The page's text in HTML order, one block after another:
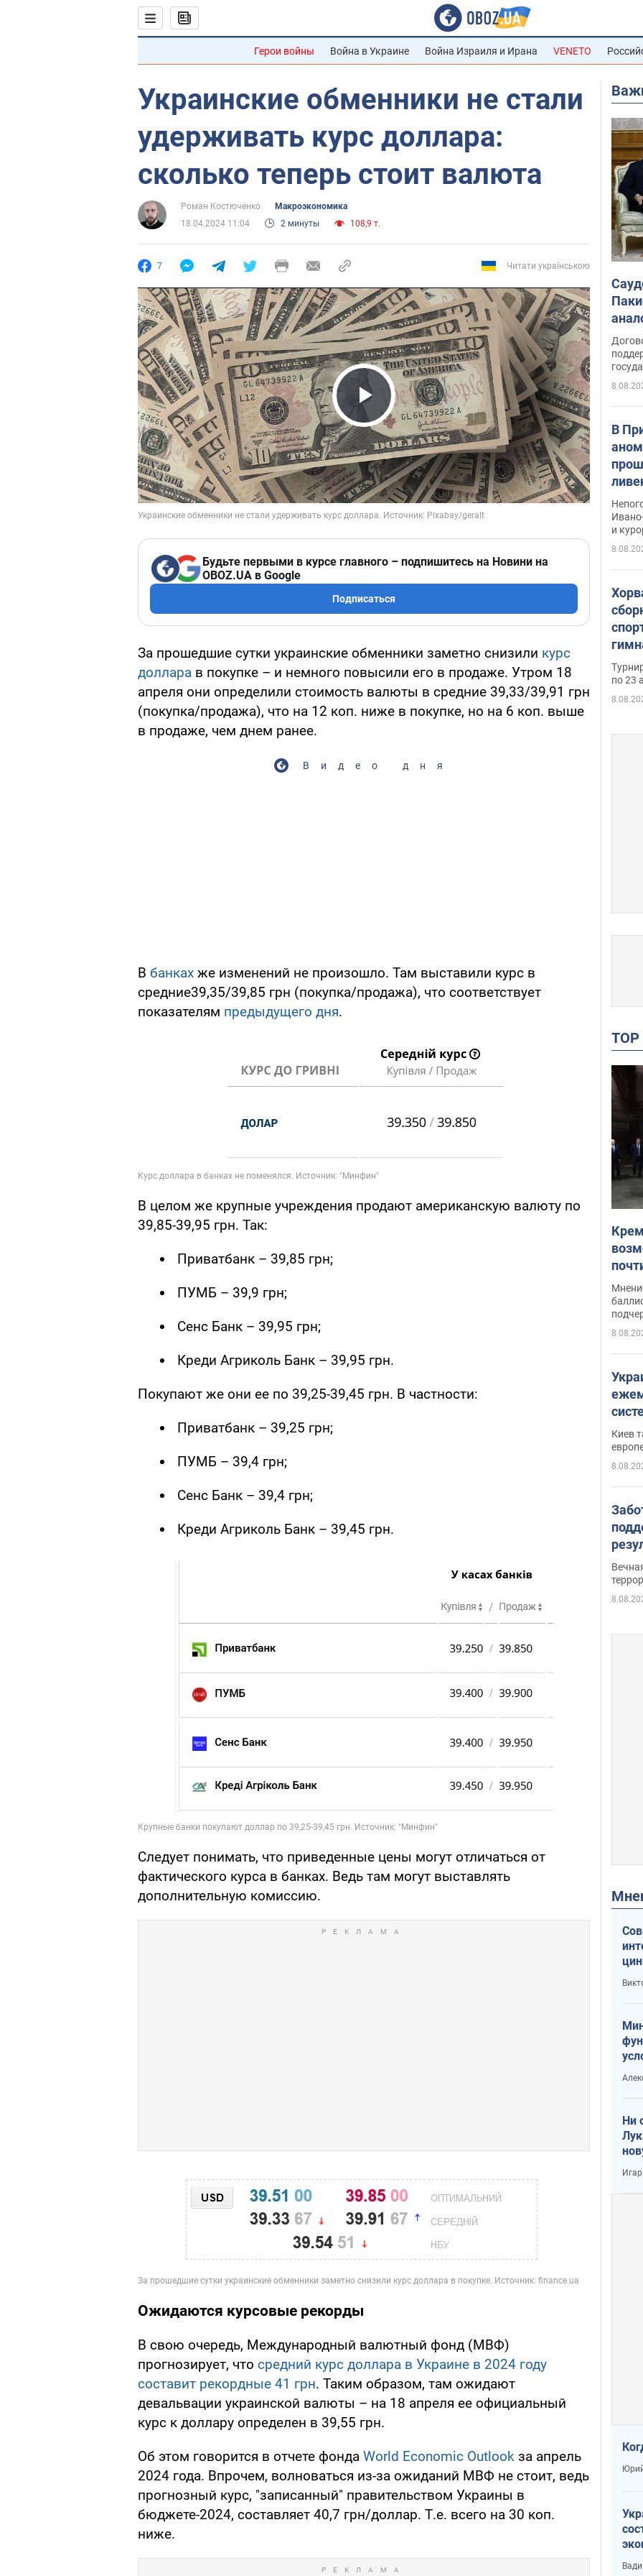
Герои войны Война в Украине Война Израиля и Ирана VENETO
Украинские обменники не стали
удерживать курс доллара:
сколько теперь стоит валюта
Роман Костюченко
Mакроэкономика
18.04.2024 11:04
2 минуты 108,9 т.
7 Читати українською
Play Video
Будьте первыми в курсе главного – подпишитесь на Новини на
OBOZ.UA в Google
Подписаться
За прошедшие сутки украинские обменники заметно снизили курс
доллара в покупке – и немного повысили его в продаже. Утром 18
апреля они определили стоимость валюты в средние 39,33/39,91 грн
(покупка/продажа), что на 12 коп. ниже в покупке, но на 6 коп. выше
в продаже, чем днем ранее.
Видео дня
В банках же изменений не произошло. Там выставили курс в
средние39,35/39,85 грн (покупка/продажа), что соответствует
показателям предыдущего дня.
В целом же крупные учреждения продают американскую валюту по
39,85-39,95 грн. Так:
Приватбанк – 39,85 грн;
ПУМБ – 39,9 грн;
Сенс Банк – 39,95 грн;
Креди Агриколь Банк – 39,95 грн.
Покупают же они ее по 39,25-39,45 грн. В частности:
Приватбанк – 39,25 грн;
ПУМБ – 39,4 грн;
Сенс Банк – 39,4 грн;
Креди Агриколь Банк – 39,45 грн.
Следует понимать, что приведенные цены могут отличаться от
фактического курса в банках. Ведь там могут выставлять
дополнительную комиссию.
Ожидаются курсовые рекорды
В свою очередь, Международный валютный фонд (МВФ)
прогнозирует, что средний курс доллара в Украине в 2024 году
составит рекордные 41 грн. Таким образом, там ожидают
девальвации украинской валюты – на 18 апреля ее официальный
курс к доллару определен в 39,55 грн.
Об этом говорится в отчете фонда World Economic Outlook за апрель
2024 года. Впрочем, волноваться из-за ожиданий МВФ не стоит, ведь
прогнозный курс, "записанный" правительством Украины в
бюджете-2024, составляет 40,7 грн/доллар. Т.е. всего на 30 коп.
ниже.
В
и
на
по 23
Киев
Ни